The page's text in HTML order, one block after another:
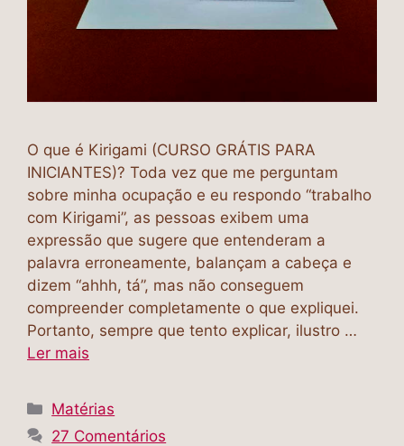
O que é Kirigami (CURSO GRÁTIS PARA
INICIANTES)? Toda vez que me perguntam
sobre minha ocupação e eu respondo “trabalho
com Kirigami”, as pessoas exibem uma
expressão que sugere que entenderam a
palavra erroneamente, balançam a cabeça e
dizem “ahhh, tá”, mas não conseguem
compreender completamente o que expliquei.
Portanto, sempre que tento explicar, ilustro …
Ler mais
Categorias
Matérias
27 Comentários